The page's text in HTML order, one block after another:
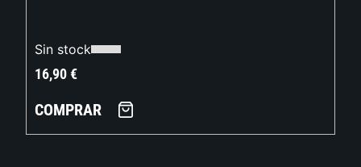
Sin stock
16,90€
COMPRAR